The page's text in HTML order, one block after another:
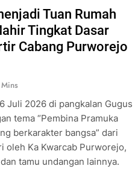
Pengabdian Generasi
Tuan Rumah
Tingkat Dasar
Cabang Purworejo
Juli 2026 di pangkalan Gugus
tema “Pembina Pramuka
berkarakter bangsa” dari
oleh Ka Kwarcab Purworejo,
tamu undangan lainnya.